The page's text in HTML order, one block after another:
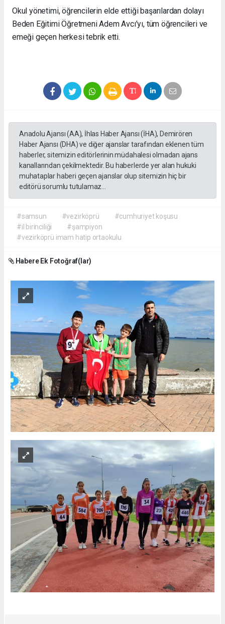
Okul yönetimi, öğrencilerin elde ettiği başarılardan dolayı
Beden Eğitimi Öğretmeni Adem Avcı’yı, tüm öğrencileri ve
emeği geçen herkesi tebrik etti.
Anadolu Ajansı (AA), İhlas Haber Ajansı (İHA), Demirören
Haber Ajansı (DHA) ve diğer ajanslar tarafından eklenen tüm
haberler, sitemizin editörlerinin müdahalesi olmadan ajans
kanallarından çekilmektedir. Bu haberlerde yer alan hukuki
muhataplar haberi geçen ajanslar olup sitemizin hiç bir
editörü sorumlu tutulamaz...
#samsun #vezirköprü
#cumhuriyet koşusu
#il birinciliği
#şampiyon
#vezirköprü imam hatip ortaokulu
Habere Ek Fotoğraf(lar)